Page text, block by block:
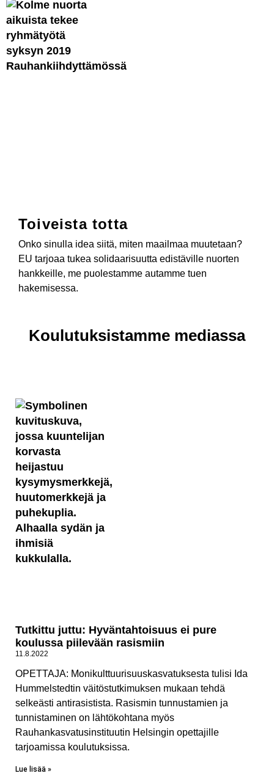
Toiveista totta
Onko sinulla idea siitä, miten maailmaa muutetaan?
EU tarjoaa tukea solidaarisuutta edistäville nuorten
hankkeille, me puolestamme autamme tuen
hakemisessa.
Koulutuksistamme mediassa
Tutkittu juttu: Hyväntahtoisuus ei pure
koulussa piilevään rasismiin
11.8.2022
OPETTAJA: Monikulttuurisuuskasvatuksesta tulisi Ida
Hummelstedtin väitöstutkimuksen mukaan tehdä
selkeästi antirasistista. Rasismin tunnustamien ja
tunnistaminen on lähtökohtana myös
Rauhankasvatusinstituutin Helsingin opettajille
tarjoamissa koulutuksissa.
Lue lisää »